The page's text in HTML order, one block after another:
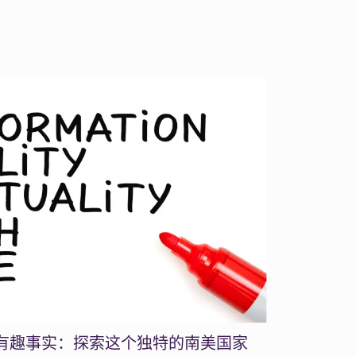
趣事实：探索这个独特的南美国家